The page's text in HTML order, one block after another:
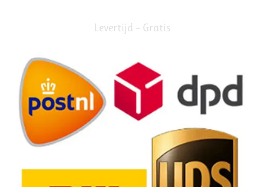
Levertijd – Gratis